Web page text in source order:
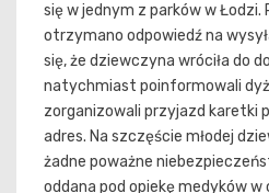
się w jednym z parków w Łodzi.
otrzymano odpowiedź na
się, że dziewczyna wróciła do
natychmiast poinformowali
zorganizowali przyjazd karetki
adres. Na szczęście młodej
żadne poważne
oddana pod opiekę medyków